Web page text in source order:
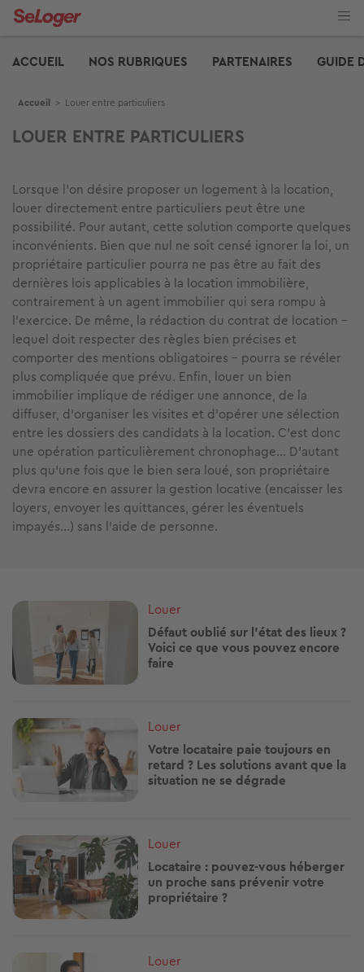
Aller
ACCUEIL
NOS RUBRIQUES PARTENAIRES GUIDE
Fil d'Ariane
Accueil > Louer entre particuliers
LOUER ENTRE PARTICULIERS
Lorsque l’on désire proposer un logement à la location,
louer directement entre particuliers peut être une
possibilité. Pour autant, cette solution comporte quelques
inconvénients. Bien que nul ne soit censé ignorer la loi, un
propriétaire particulier pourra ne pas être au fait des
dernières lois applicables à la location immobilière,
contrairement à un agent immobilier qui sera rompu à
l’exercice. De même, la rédaction du contrat de location -
lequel doit respecter des règles bien précises et
comporter des mentions obligatoires - pourra se révéler
plus compliquée que prévu. Enfin, louer un bien
immobilier implique de rédiger une annonce, de la
diffuser, d’organiser les visites et d’opérer une sélection
entre les dossiers des candidats à la location. C’est donc
une opération particulièrement chronophage… D’autant
plus qu’une fois que le bien sera loué, son propriétaire
devra encore en assurer la gestion locative (encaisser les
loyers, envoyer les quittances, gérer les éventuels
impayés…) sans l’aide de personne.
Image
Louer
Défaut oublié sur l'état des lieux ?
Voici ce que vous pouvez encore
faire
Image
Louer
Votre locataire paie toujours en
retard ? Les solutions avant que la
situation ne se dégrade
Image
Louer
Locataire : pouvez-vous héberger
un proche sans prévenir votre
propriétaire ?
Louer